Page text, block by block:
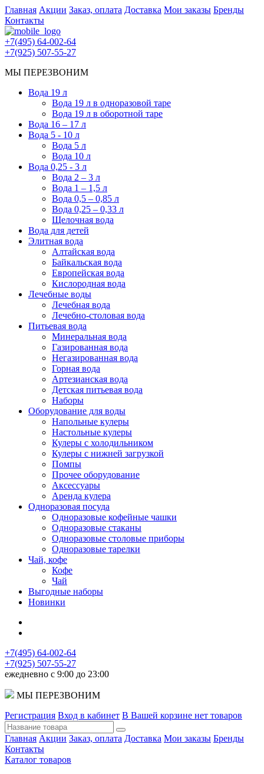
Главная Акции Заказ, оплата Доставка Мои заказы Бренды
Контакты
+7(495) 64-002-64
+7(925) 507-55-27
МЫ ПЕРЕЗВОНИМ
Вода 19 л
Вода 19 л в одноразовой таре
Вода 19 л в оборотной таре
Вода 16 – 17 л
Вода 5 - 10 л
Вода 5 л
Вода 10 л
Вода 0,25 - 3 л
Вода 2 – 3 л
Вода 1 – 1,5 л
Вода 0,5 – 0,85 л
Вода 0,25 – 0,33 л
Щелочная вода
Вода для детей
Элитная вода
Алтайская вода
Байкальская вода
Европейская вода
Кислородная вода
Лечебные воды
Лечебная вода
Лечебно-столовая вода
Питьевая вода
Минеральная вода
Газированная вода
Негазированная вода
Горная вода
Артезианская вода
Детская питьевая вода
Наборы
Оборудование для воды
Напольные кулеры
Настольные кулеры
Кулеры с холодильником
Кулеры с нижней загрузкой
Помпы
Прочее оборудование
Аксессуары
Аренда кулера
Одноразовая посуда
Одноразовые кофейные чашки
Одноразовые стаканы
Одноразовые столовые приборы
Одноразовые тарелки
Чай, кофе
Кофе
Чай
Выгодные наборы
Новинки
+7(495) 64-002-64
+7(925) 507-55-27
ежедневно с 9:00 до 23:00
МЫ ПЕРЕЗВОНИМ
Регистрация Вход в кабинет В Вашей корзине нет товаров
Главная Акции Заказ, оплата Доставка Мои заказы Бренды
Контакты
Каталог товаров